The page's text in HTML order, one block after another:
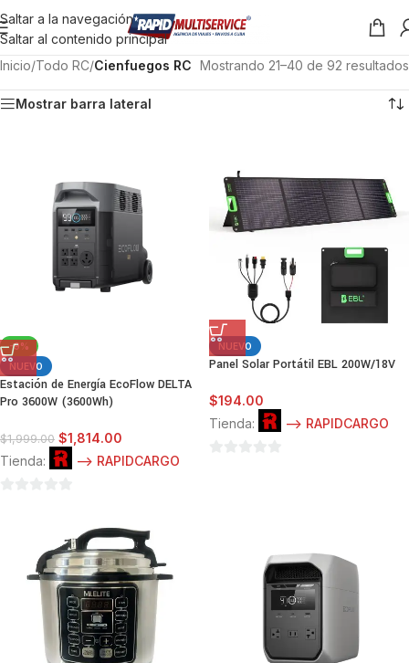
Saltar a la navegación
Saltar al contenido principal
Inicio/Todo RC/Cienfuegos RC Mostrando 21–40 de 92 resultados
Mostrar barra lateral
-9%
NUEVO
Estación de Energía EcoFlow DELTA
Pro 3600W (3600Wh)
$1,999.00 $1,814.00
Tienda:
--> RAPIDCARGO
NUEVO
Panel Solar Portátil EBL 200W/18V
$194.00
Tienda:
--> RAPIDCARGO